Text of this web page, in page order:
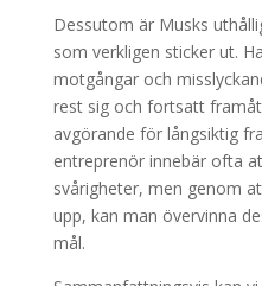
Dessutom är Musks
som verkligen sticker ut.
motgångar och
rest sig och fortsatt
avgörande för långsiktig
entreprenör innebär ofta
svårigheter, men genom
upp, kan man övervinna
mål.